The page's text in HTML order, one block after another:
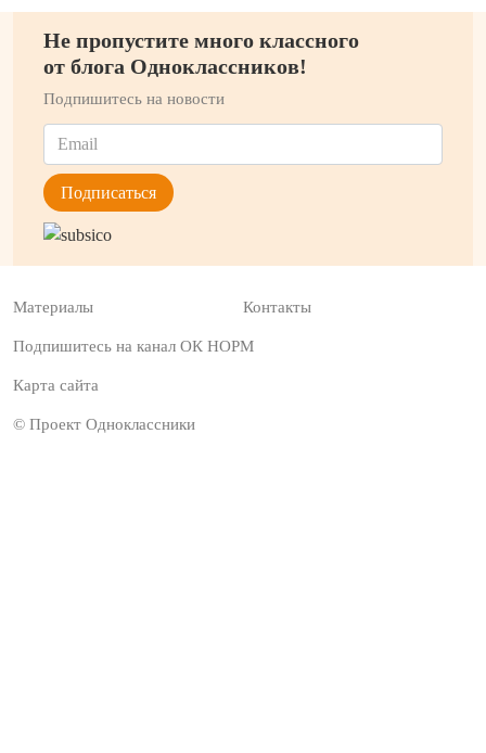
Не пропустите много классного
от блога Одноклассников!
Подпишитесь на новости
Материалы Контакты
Подпишитесь на канал ОК НОРМ
Карта сайта
© Проект Одноклассники